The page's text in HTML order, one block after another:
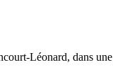
Léonard, dans une